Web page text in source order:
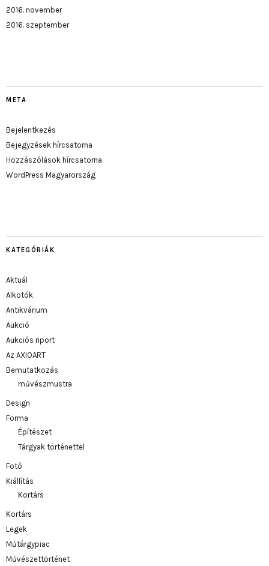
2016. november
2016. szeptember
META
Bejelentkezés
Bejegyzések hírcsatorna
Hozzászólások hírcsatorna
WordPress Magyarország
KATEGÓRIÁK
Aktuál
Alkotók
Antikvárium
Aukció
Aukciós riport
Az AXIOART
Bemutatkozás
művészmustra
Design
Forma
Építészet
Tárgyak történettel
Fotó
Kiállítás
Kortárs
Kortárs
Legek
Műtárgypiac
Művészettörténet